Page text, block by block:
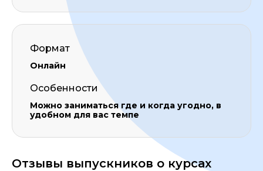
Формат
Онлайн
Особенности
Можно заниматься где и когда угодно, в
удобном для вас темпе
Отзывы выпускников о курсах